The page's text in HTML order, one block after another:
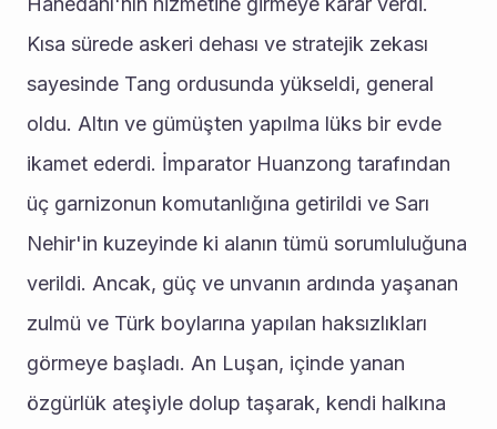
Kısa sürede askeri dehası ve stratejik zekası
sayesinde Tang ordusunda yükseldi, general
oldu. Altın ve gümüşten yapılma lüks bir evde
ikamet ederdi. İmparator Huanzong tarafından
üç garnizonun komutanlığına getirildi ve Sarı
Nehir'in kuzeyinde ki alanın tümü sorumluluğuna
verildi. Ancak, güç ve unvanın ardında yaşanan
zulmü ve Türk boylarına yapılan haksızlıkları
görmeye başladı. An Luşan, içinde yanan
özgürlük ateşiyle dolup taşarak, kendi halkına